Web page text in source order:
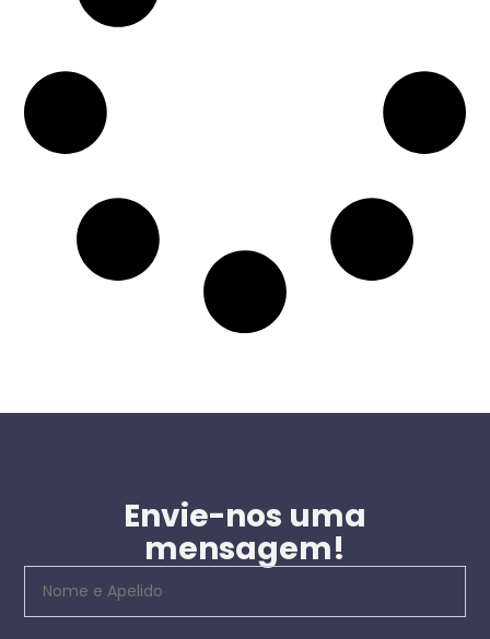
Envie-nos uma
mensagem!